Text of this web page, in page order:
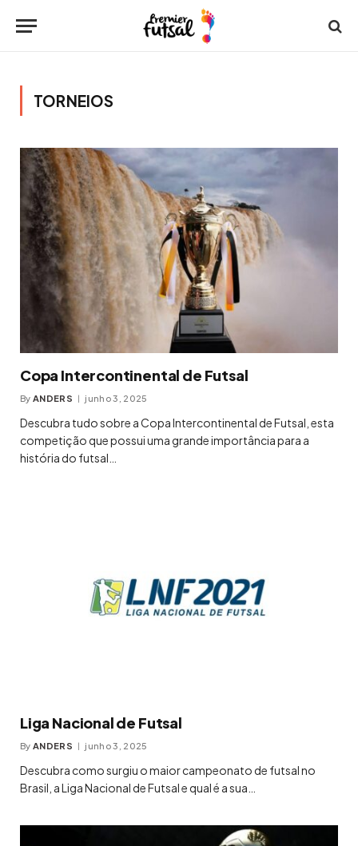
TORNEIOS
Copa Intercontinental de Futsal
By ANDERS junho 3, 2025
Descubra tudo sobre a Copa Intercontinental de Futsal, esta
competição que possui uma grande importância para a
história do futsal…
Liga Nacional de Futsal
By ANDERS junho 3, 2025
Descubra como surgiu o maior campeonato de futsal no
Brasil, a Liga Nacional de Futsal e qual é a sua…